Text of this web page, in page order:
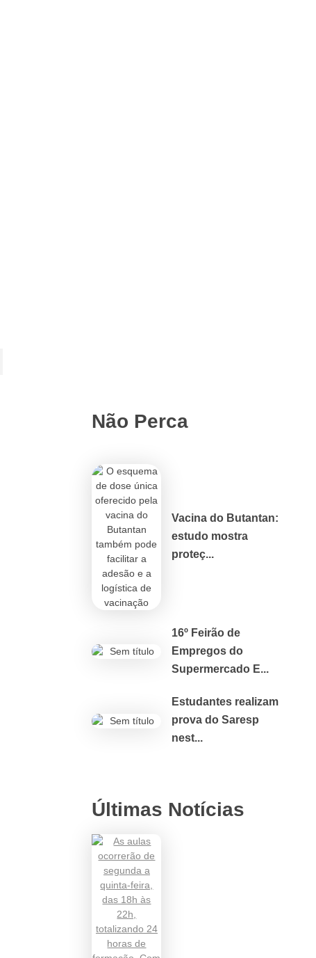
Não Perca
Vacina do Butantan:
estudo mostra
proteç...
16º Feirão de
Empregos do
Supermercado E...
Estudantes realizam
prova do Saresp
nest...
Últimas Notícias